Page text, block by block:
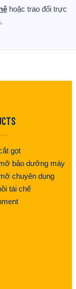
hoặc trao đổi trực
gọt
bảo dưỡng máy
chuyên dụng
tái chế